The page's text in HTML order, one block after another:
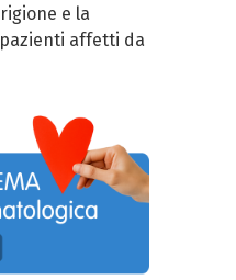
e la
affetti da